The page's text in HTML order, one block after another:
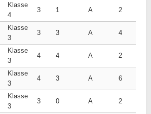
Klasse
4
3 1 A 2
Klasse
3
3 3 A 4
Klasse
3
4 4 A 2
Klasse
3
4 3 A 6
Klasse
3
3 0 A 2